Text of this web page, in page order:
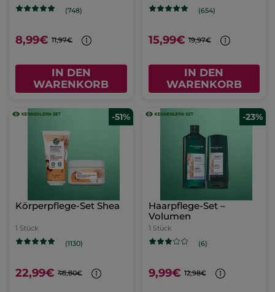
(748)
8,99€ 11,97€
IN DEN
WARENKORB
(654)
15,99€ 19,97€
IN DEN
WARENKORB
-51%
Körperpflege-Set Shea
1 Stück
(1130)
22,99€ 46,80€
-23%
Haarpflege-Set –
Volumen
1 Stück
(6)
9,99€ 12,98€